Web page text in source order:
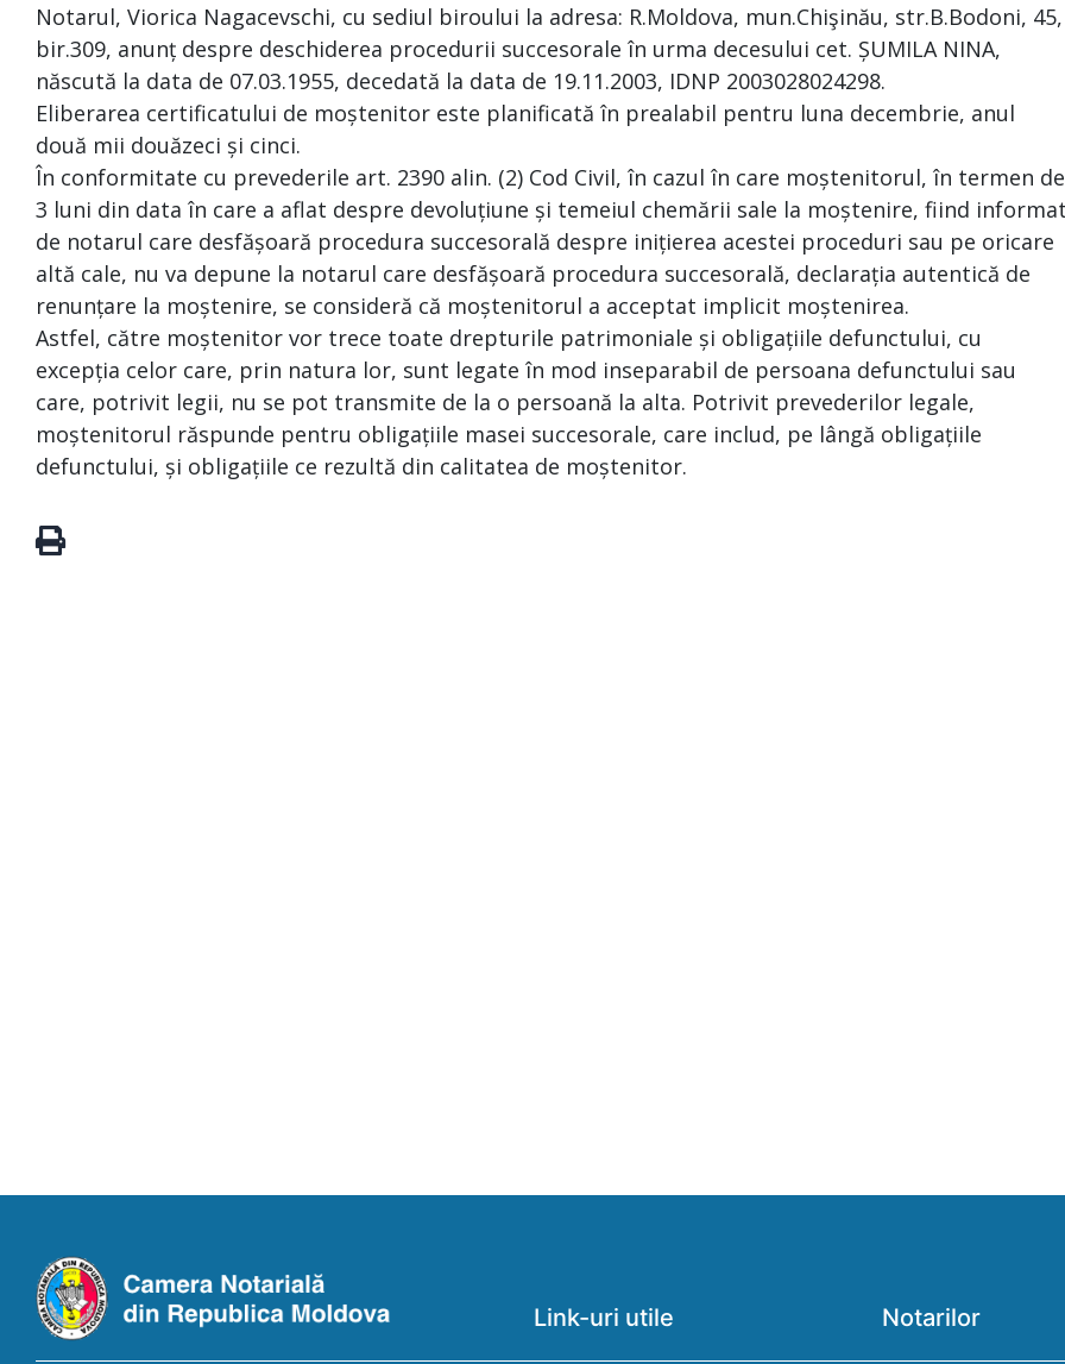
Notarul, Viorica Nagacevschi, cu sediul biroului la adresa: R.Moldova, mun.Chişinău, str.B.Bodoni, 45,
bir.309, anunț despre deschiderea procedurii succesorale în urma decesului cet. ȘUMILA NINA,
născută la data de 07.03.1955, decedată la data de 19.11.2003, IDNP 2003028024298.
Eliberarea certificatului de moștenitor este planificată în prealabil pentru luna decembrie, anul
două mii douăzeci și cinci.
În conformitate cu prevederile art. 2390 alin. (2) Cod Civil, în cazul în care moștenitorul, în termen de
3 luni din data în care a aflat despre devoluțiune și temeiul chemării sale la moștenire, fiind informat
de notarul care desfășoară procedura succesorală despre inițierea acestei proceduri sau pe oricare
altă cale, nu va depune la notarul care desfășoară procedura succesorală, declarația autentică de
renunțare la moștenire, se consideră că moștenitorul a acceptat implicit moștenirea.
Astfel, către moștenitor vor trece toate drepturile patrimoniale și obligațiile defunctului, cu
excepția celor care, prin natura lor, sunt legate în mod inseparabil de persoana defunctului sau
care, potrivit legii, nu se pot transmite de la o persoană la alta. Potrivit prevederilor legale,
moștenitorul răspunde pentru obligațiile masei succesorale, care includ, pe lângă obligațiile
defunctului, și obligațiile ce rezultă din calitatea de moștenitor.
Link-uri utile Notarilor